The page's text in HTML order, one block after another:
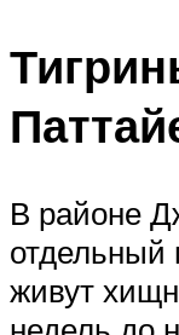
В районе
отдельный
живут